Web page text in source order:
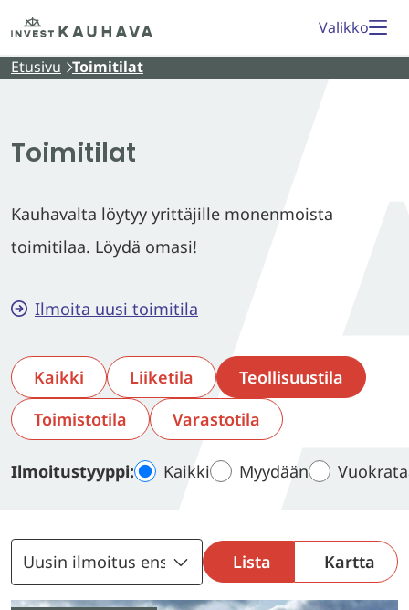
Siirry
Etusivu
Valikko
Etusivu Toimitilat
Toimitilat
Kauhavalta löytyy yrittäjille monenmoista
toimitilaa. Löydä omasi!
Ilmoita uusi toimitila
Kaikki Liiketila
Teollisuustila
Toimistotila
Varastotila
Ilmoitustyyppi: Kaikki Myydään
Lista Kartta